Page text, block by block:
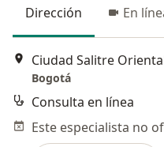
Dirección En
Ciudad Salitre
Bogotá
Consulta en línea